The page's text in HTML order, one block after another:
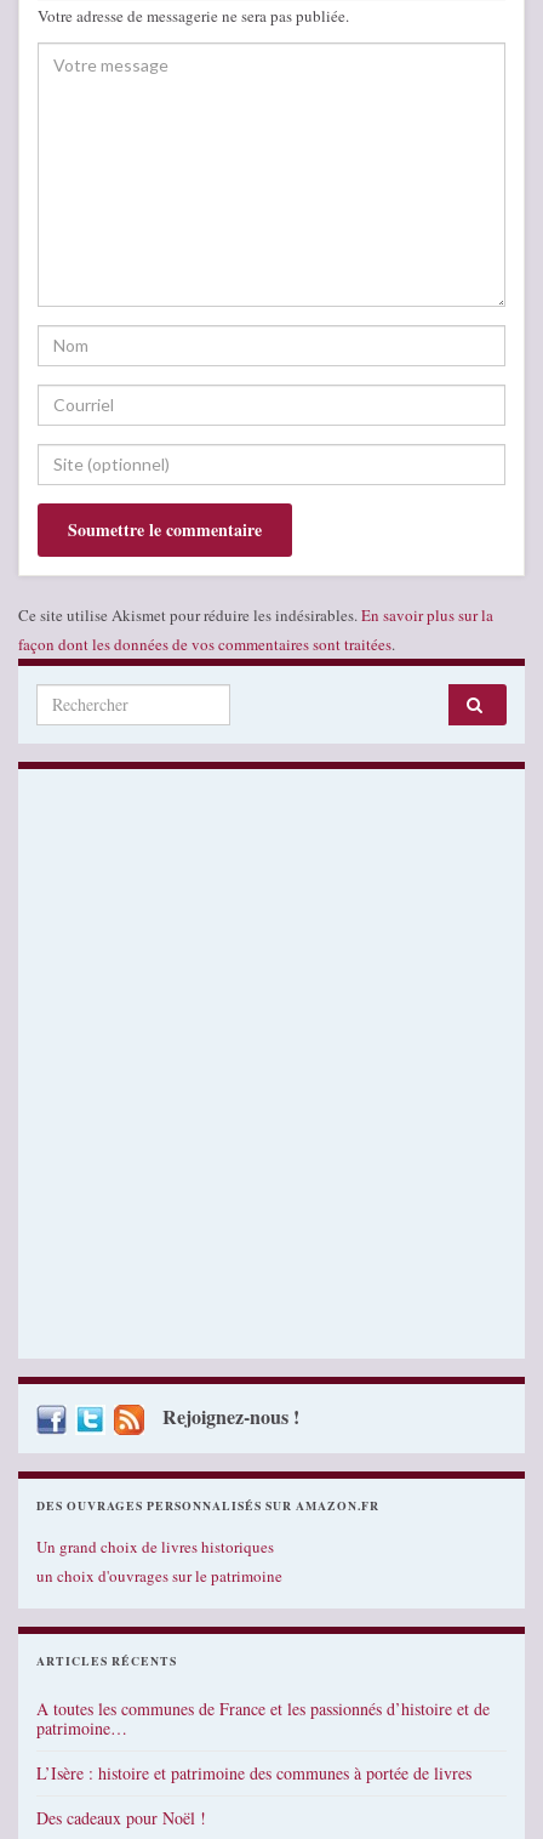
Votre adresse de messagerie ne sera pas publiée.
Ce site utilise Akismet pour réduire les indésirables. En savoir plus sur la
façon dont les données de vos commentaires sont traitées.
Search for:
Rejoignez-nous !
DES OUVRAGES PERSONNALISÉS SUR AMAZON.FR
Un grand choix de livres historiques
un choix d'ouvrages sur le patrimoine
ARTICLES RÉCENTS
A toutes les communes de France et les passionnés d’histoire et de
patrimoine…
L’Isère : histoire et patrimoine des communes à portée de livres
Des cadeaux pour Noël !